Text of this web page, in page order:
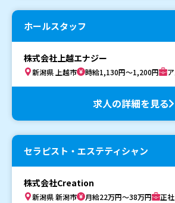
ホールスタッフ
株式会社上越エナジー
新潟県 上越市 時給1,130円～1,200円
求人の詳細を見る
セラピスト・エステティシャン
株式会社Creation
新潟県 新潟市 月給22万円～38万円 正